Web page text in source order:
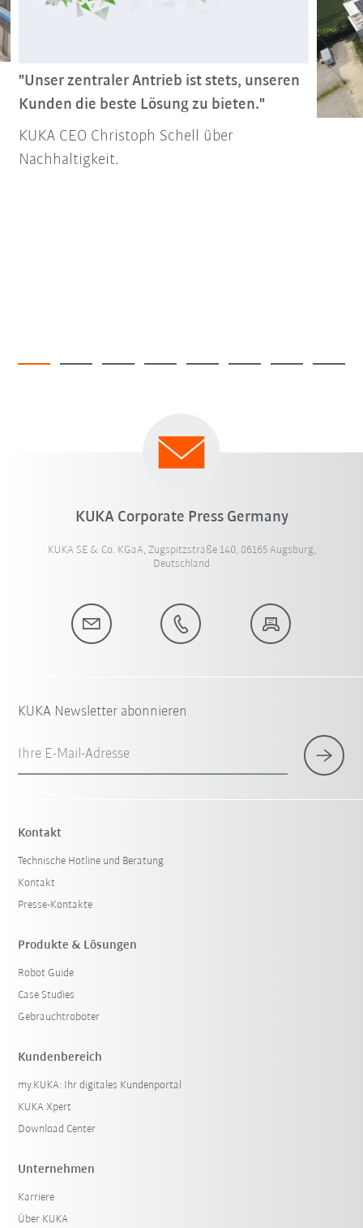
"Unser zentraler Antrieb ist stets, unseren
Kunden die beste Lösung zu bieten."
KUKA CEO Christoph Schell über
Nachhaltigkeit.
KUKA Corporate Press Germany
KUKA SE & Co. KGaA, Zugspitzstraße 140, 86165 Augsburg,
Deutschland
KUKA Newsletter abonnieren
Ihre E-Mail-Adresse
Kontakt
Technische Hotline und Beratung
Kontakt
Presse-Kontakte
Produkte & Lösungen
Robot Guide
Case Studies
Gebrauchtroboter
Kundenbereich
my.KUKA: Ihr digitales Kundenportal
KUKA Xpert
Download Center
Unternehmen
Karriere
Über KUKA